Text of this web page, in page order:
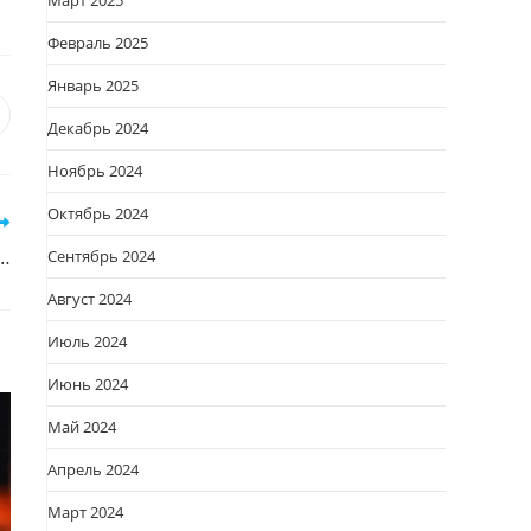
новом
Февраль 2025
Январь 2025
Декабрь 2024
Ноябрь 2024
Октябрь 2024
Сентябрь 2024
Август 2024
Июль 2024
Июнь 2024
Май 2024
Апрель 2024
Март 2024